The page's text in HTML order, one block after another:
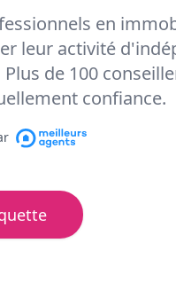
en
leur activité
de 100
confiance.